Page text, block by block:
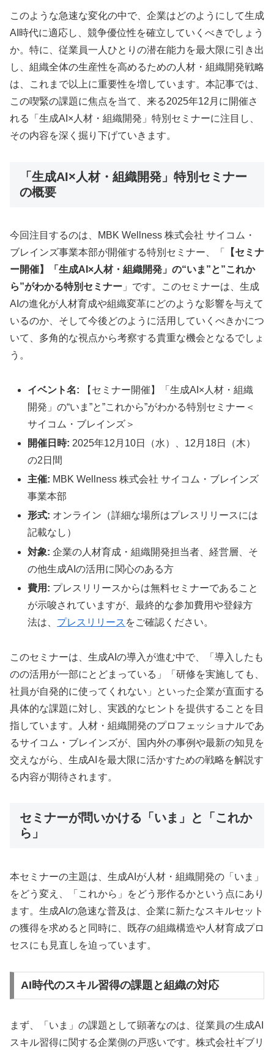
このような急速な変化の中で、企業はどのようにして生成
AI時代に適応し、競争優位性を確立していくべきでしょう
か。特に、従業員一人ひとりの潜在能力を最大限に引き出
し、組織全体の生産性を高めるための人材・組織開発戦略
は、これまで以上に重要性を増しています。本記事では、
この喫緊の課題に焦点を当て、来る2025年12月に開催さ
れる「生成AI×人材・組織開発」特別セミナーに注目し、
その内容を深く掘り下げていきます。
「生成AI×人材・組織開発」特別セミナー
の概要
今回注目するのは、MBK Wellness 株式会社 サイコム・
ブレインズ事業本部が開催する特別セミナー、「
【セミナ
ー開催】「生成AI×人材・組織開発」の“いま”と”これか
ら”がわかる特別セミナー 」です。このセミナーは、生成
AIの進化が人材育成や組織変革にどのような影響を与えて
いるのか、そして今後どのように活用していくべきかにつ
いて、多角的な視点から考察する貴重な機会となるでしょ
う。
イベント名: 【セミナー開催】「生成AI×人材・組織
開発」の“いま”と”これから”がわかる特別セミナー＜
サイコム・ブレインズ＞
開催日時: 2025年12月10日（水）、12月18日（木）
の2日間
主催: MBK Wellness 株式会社 サイコム・ブレインズ
事業本部
形式: オンライン（詳細な場所はプレスリリースには
記載なし）
対象: 企業の人材育成・組織開発担当者、経営層、そ
の他生成AIの活用に関心のある方
費用: プレスリリースからは無料セミナーであること
が示唆されていますが、最終的な参加費用や登録方
法は、 プレスリリース をご確認ください。
このセミナーは、生成AIの導入が進む中で、「導入したも
のの活用が一部にとどまっている」「研修を実施しても、
社員が自発的に使ってくれない」といった企業が直面する
具体的な課題に対し、実践的なヒントを提供することを目
指しています。人材・組織開発のプロフェッショナルであ
るサイコム・ブレインズが、国内外の事例や最新の知見を
交えながら、生成AIを最大限に活かすための戦略を解説す
る内容が期待されます。
セミナーが問いかける「いま」と「これか
ら」
本セミナーの主題は、生成AIが人材・組織開発の「いま」
をどう変え、「これから」をどう形作るかという点にあり
ます。生成AIの急速な普及は、企業に新たなスキルセット
の獲得を求めると同時に、既存の組織構造や人材育成プロ
セスにも見直しを迫っています。
AI時代のスキル習得の課題と組織の対応
まず、「いま」の課題として顕著なのは、従業員の生成AI
スキル習得に関する企業側の戸惑いです。株式会社ギブリ